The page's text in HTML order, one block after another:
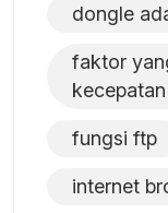
dongle
faktor
fungsi ftp
internet